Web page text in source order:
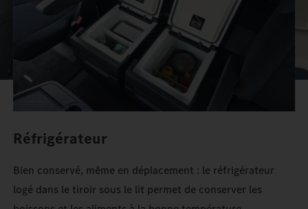
Réfrigérateur
Bien conservé, même en déplacement : le réfrigérateur
logé dans le tiroir sous le lit permet de conserver les